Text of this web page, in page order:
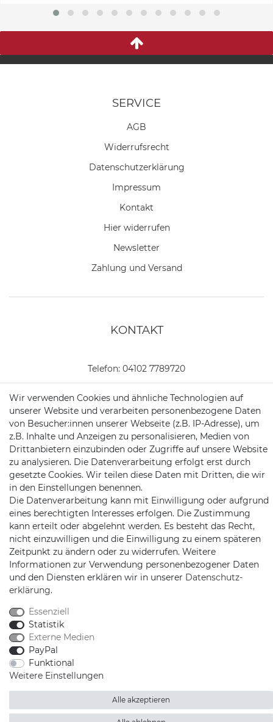
SERVICE
AGB
Widerrufs­recht
Daten­schutz­erklärung
Impressum
Kontakt
Hier widerrufen
Newsletter
Zahlung und Versand
KONTAKT
Telefon: 04102 7789720
Mail:
kundenservice@motionandsports.de
Jochim-Klindt-Str. 5
22926 Ahrensburg
Schnellversand auf Facebook
Schnellversand auf Twitter
Schnellversand auf YouTube
Schnellversand auf
Schnellversand
2026 Schnellversand
*Alle Preise inkl. MwSt., zzgl. Versandkosten
Wir verwenden Cookies und ähnliche Technologien auf
unserer Website und verarbeiten personenbezogene Daten
von Besucher:innen unserer Webseite (z.B. IP-Adresse), um
z.B. Inhalte und Anzeigen zu personalisieren, Medien von
Drittanbietern einzubinden oder Zugriffe auf unsere Website
zu analysieren. Die Datenverarbeitung erfolgt erst durch
gesetzte Cookies. Wir teilen diese Daten mit Dritten, die wir
in den Einstellungen benennen.
Die Datenverarbeitung kann mit Einwilligung oder aufgrund
eines berechtigten Interesses erfolgen. Die Zustimmung
kann erteilt oder abgelehnt werden. Es besteht das Recht,
nicht einzuwilligen und die Einwilligung zu einem späteren
Zeitpunkt zu ändern oder zu widerrufen. Weitere
Informationen zur Verwendung personenbezogener Daten
und den Diensten erklären wir in unserer Daten­schutz­
erklärung.
Essenziell
Statistik
Externe Medien
PayPal
Funktional
Weitere Einstellungen
Alle akzeptieren